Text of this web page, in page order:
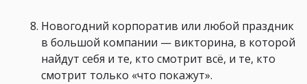
Новогодний корпоратив или любой праздник
в большой компании — викторина, в которой
найдут себя и те, кто смотрит всё, и те, кто
смотрит только «что покажут».